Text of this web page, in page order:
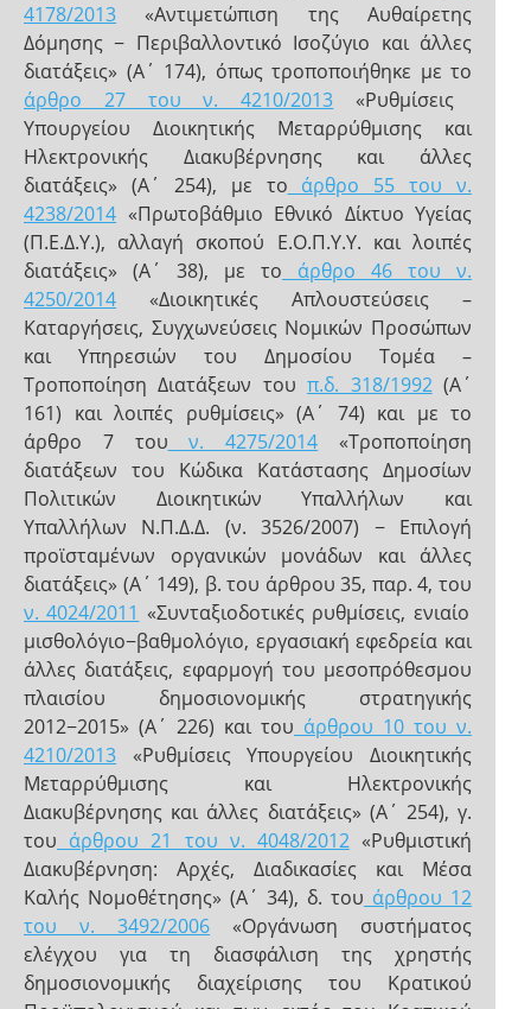
4178/2013 «Αντιμετώπιση της Αυθαίρετης
Δόμησης − Περιβαλλοντικό Ισοζύγιο και άλλες
διατάξεις» (Α΄ 174), όπως τροποποιήθηκε με το
άρθρο 27 του ν. 4210/2013 «Ρυθμίσεις
Υπουργείου Διοικητικής Μεταρρύθμισης και
Ηλεκτρονικής Διακυβέρνησης και άλλες
διατάξεις» (Α΄ 254), με το άρθρο 55 του ν.
4238/2014 «Πρωτοβάθμιο Εθνικό Δίκτυο Υγείας
(Π.Ε.Δ.Υ.), αλλαγή σκοπού Ε.Ο.Π.Υ.Υ. και λοιπές
διατάξεις» (Α΄ 38), με το άρθρο 46 του ν.
4250/2014 «Διοικητικές Απλουστεύσεις –
Καταργήσεις, Συγχωνεύσεις Νομικών Προσώπων
και Υπηρεσιών του Δημοσίου Τομέα –
Τροποποίηση Διατάξεων τουπ.δ. 318/1992(Α΄
161) και λοιπές ρυθμίσεις» (Α΄ 74) και με το
άρθρο 7 του ν. 4275/2014 «Τροποποίηση
διατάξεων του Κώδικα Κατάστασης Δημοσίων
Πολιτικών Διοικητικών Υπαλλήλων και
Υπαλλήλων Ν.Π.Δ.Δ. (ν. 3526/2007) − Επιλογή
προϊσταμένων οργανικών μονάδων και άλλες
διατάξεις» (Α΄ 149), β. του άρθρου 35, παρ. 4, του
ν. 4024/2011 «Συνταξιοδοτικές ρυθμίσεις, ενιαίο
μισθολόγιο−βαθμολόγιο, εργασιακή εφεδρεία και
άλλες διατάξεις, εφαρμογή του μεσοπρόθεσμου
πλαισίου δημοσιονομικής στρατηγικής
2012−2015» (Α΄ 226) και του άρθρου 10 του ν.
4210/2013 «Ρυθμίσεις Υπουργείου Διοικητικής
Μεταρρύθμισης και Ηλεκτρονικής
Διακυβέρνησης και άλλες διατάξεις» (Α΄ 254), γ.
του άρθρου 21 του ν. 4048/2012«Ρυθμιστική
Διακυβέρνηση: Αρχές, Διαδικασίες και Μέσα
Καλής Νομοθέτησης» (Α΄ 34), δ. του άρθρου 12
του ν. 3492/2006 «Οργάνωση συστήματος
ελέγχου για τη διασφάλιση της χρηστής
δημοσιονομικής διαχείρισης του Κρατικού